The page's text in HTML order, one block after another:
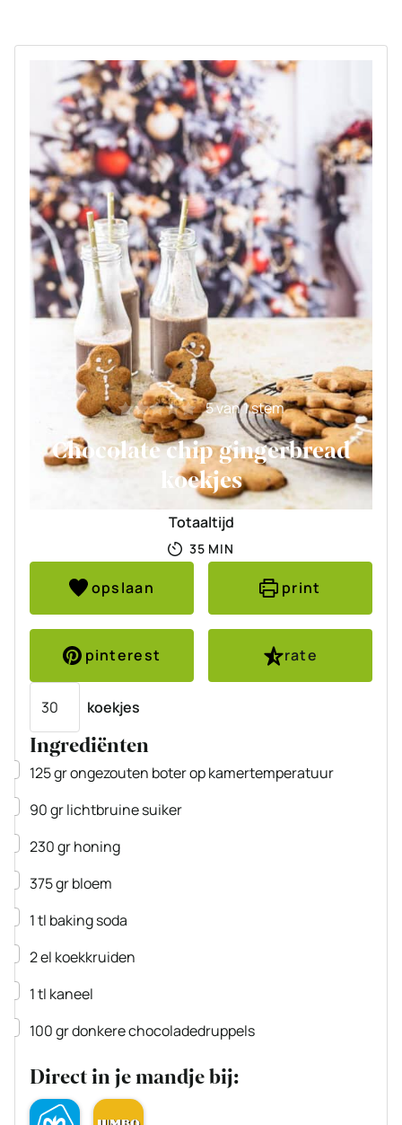
5van 1 stem
Chocolate chip gingerbread
koekjes
Totaaltijd
35MINUTEN
MIN
opslaan print
pinterest
rate
koekjes
Ingrediënten
▢
125grongezouten boterop kamertemperatuur
▢
90grlichtbruine suiker
▢
230grhoning
▢
375grbloem
▢
1tl baking soda
▢
2el koekkruiden
▢
1tl kaneel
▢
100grdonkere chocoladedruppels
Direct in je mandje bij: